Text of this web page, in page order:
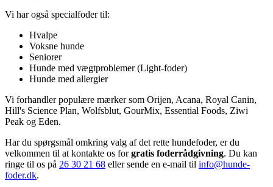
Vi har også specialfoder til:
Hvalpe
Voksne hunde
Seniorer
Hunde med vægtproblemer (Light-foder)
Hunde med allergier
Vi forhandler populære mærker som Orijen, Acana, Royal Canin,
Hill's Science Plan, Wolfsblut, GourMix, Essential Foods, Ziwi
Peak og Eden.
Har du spørgsmål omkring valg af det rette hundefoder, er du
velkommen til at kontakte os forgratis foderrådgivning. Du kan
ringe til os på 26 30 21 68 eller sende en e-mail til info@hunde-
foder.dk.